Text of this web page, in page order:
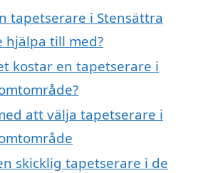
tapetserare i Stensättra
hjälpa till med?
kostar en tapetserare i
att välja tapetserare i
skicklig tapetserare i de